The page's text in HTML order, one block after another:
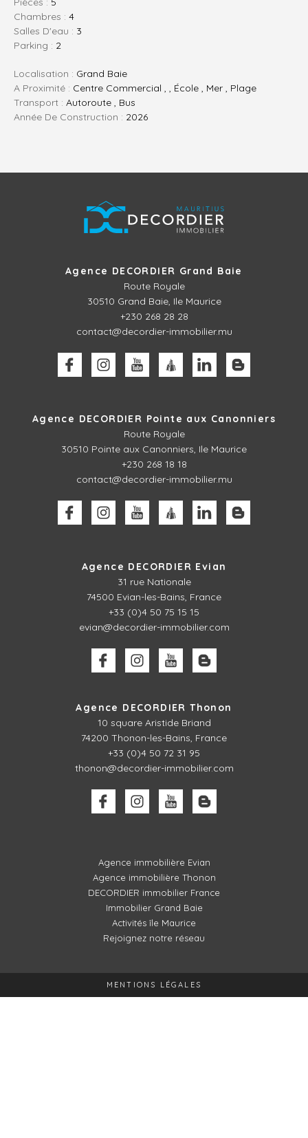
Chambres : 4
Salles D'eau : 3
Parking : 2
Localisation : Grand Baie
A Proximité : Centre Commercial , , École , Mer , Plage
Transport : Autoroute , Bus
Année De Construction : 2026
Agence DECORDIER Grand Baie
Route Royale
30510 Grand Baie, Ile Maurice
+230 268 28 28
contact@decordier-immobilier.mu
Agence DECORDIER Pointe aux Canonniers
Route Royale
30510 Pointe aux Canonniers, Ile Maurice
+230 268 18 18
contact@decordier-immobilier.mu
Agence DECORDIER Evian
31 rue Nationale
74500 Evian-les-Bains, France
+33 (0)4 50 75 15 15
evian@decordier-immobilier.com
Agence DECORDIER Thonon
10 square Aristide Briand
74200 Thonon-les-Bains, France
+33 (0)4 50 72 31 95
thonon@decordier-immobilier.com
Agence immobilière Evian
Agence immobilière Thonon
DECORDIER immobilier France
Immobilier Grand Baie
Activités île Maurice
Rejoignez notre réseau
MENTIONS LÉGALES